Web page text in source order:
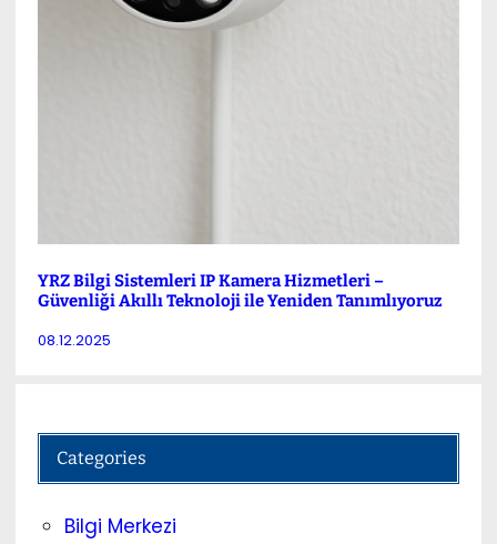
YRZ Bilgi Sistemleri IP Kamera Hizmetleri –
Güvenliği Akıllı Teknoloji ile Yeniden Tanımlıyoruz
08.12.2025
Categories
Bilgi Merkezi